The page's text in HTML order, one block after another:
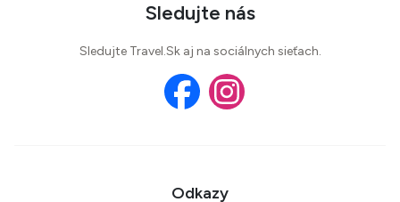
Sledujte nás
Sledujte Travel.Sk aj na sociálnych sieťach.